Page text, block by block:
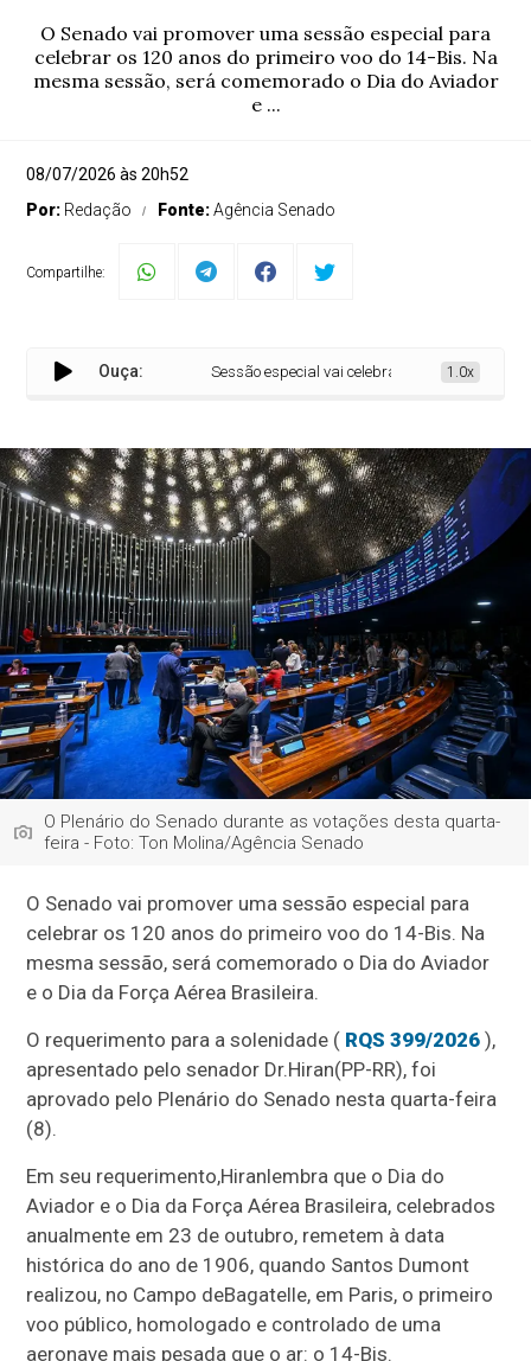
O Senado vai promover uma sessão especial para
celebrar os 120 anos do primeiro voo do 14-Bis. Na
mesma sessão, será comemorado o Dia do Aviador
e ...
08/07/2026 às 20h52
Por: Redação Fonte:Agência Senado
Compartilhe:
Ouça: Sessão especial vai celebrar os 120 anos do
1.0x
O Plenário do Senado durante as votações desta quarta-
feira - Foto: Ton Molina/Agência Senado
O Senado vai promover uma sessão especial para
celebrar os 120 anos do primeiro voo do 14-Bis. Na
mesma sessão, será comemorado o Dia do Aviador
e o Dia da Força Aérea Brasileira.
O requerimento para a solenidade ( RQS 399/2026 ),
apresentado pelo senador Dr.Hiran(PP-RR), foi
aprovado pelo Plenário do Senado nesta quarta-feira
(8).
Em seu requerimento,Hiranlembra que o Dia do
Aviador e o Dia da Força Aérea Brasileira, celebrados
anualmente em 23 de outubro, remetem à data
histórica do ano de 1906, quando Santos Dumont
realizou, no Campo deBagatelle, em Paris, o primeiro
voo público, homologado e controlado de uma
aeronave mais pesada que o ar: o 14-Bis.